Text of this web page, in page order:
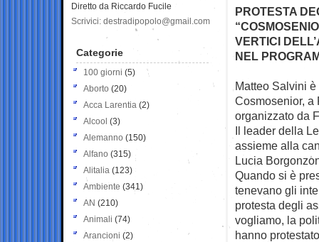
PROTESTA
VERTICI
NEL
Matteo Salvini
Cosmosenior,
organizzato da
Il leader della
assieme alla
Lucia
Quando si è
tenevano gli
protesta degli
vogliamo, la
hanno
Diretto da Riccardo Fucile
Scrivici: destradipopolo@gmail.com
Categorie
100 giorni (5)
Aborto (20)
Acca Larentia (2)
Alcool (3)
Alemanno (150)
Alfano (315)
Alitalia (123)
Ambiente (341)
AN (210)
Animali (74)
Arancioni (2)